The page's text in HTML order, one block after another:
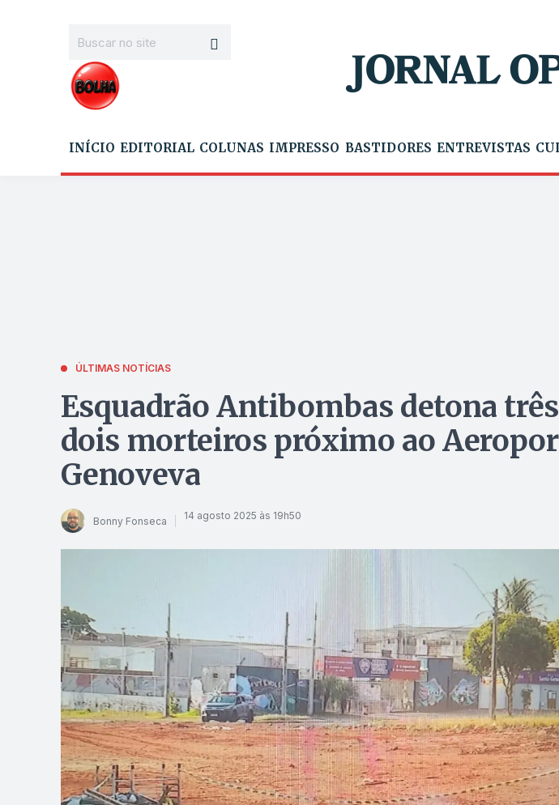
INÍCIO EDITORIAL COLUNAS IMPRESSO BASTIDORES ENTREVISTAS
ÚLTIMAS NOTÍCIAS
Esquadrão Antibombas detona
dois morteiros próximo ao
Genoveva
Bonny Fonseca 14 agosto 2025 às 19h50